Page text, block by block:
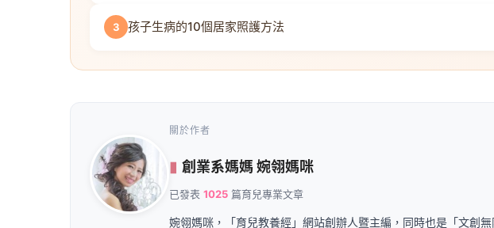
3 孩子生病的10個居家照護方法
關於作者
創業系媽媽 婉翎媽咪
已發表 1025 篇育兒專業文章
婉翎媽咪，「育兒教養經」網站創辦人暨主編，同時也是「文創